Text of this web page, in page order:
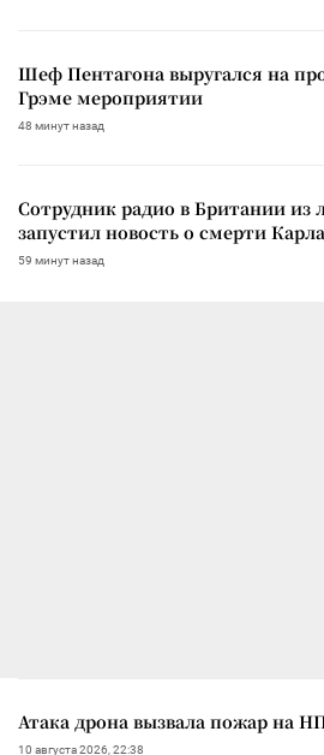
Шеф Пентагона выругался на
Грэме мероприятии
48 минут назад
Сотрудник радио в Британии из
запустил новость о смерти
59 минут назад
Атака дрона вызвала пожар на
10 августа 2026, 22:38